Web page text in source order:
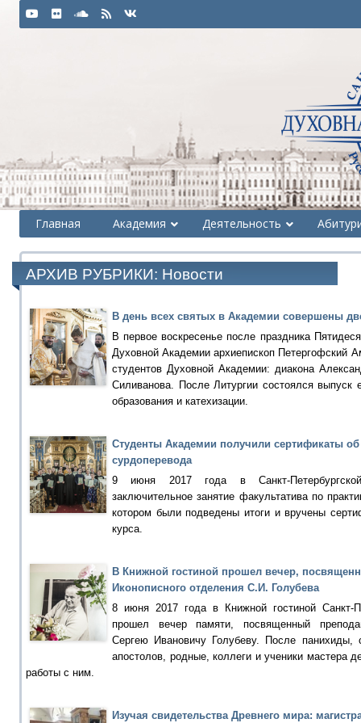
Главная Академия Деятельность
АРХИВ РУБРИКИ: Новости
В день всех святых в Академии совершены
В первое воскресенье после праздника
Духовной Академии архиепископ Петергофский
студентов Духовной Академии: диакона
Силиванова. После Литургии состоялся выпуск
образования и катехизации.
Студенты Академии получили сертификаты
сурдоперевода
9 июня 2017 года в Санкт-
заключительное занятие факультатива по
котором были подведены итоги и вручены
курса.
В Книжной гостиной прошел вечер,
Иконописного отделения С.И. Голубева
8 июня 2017 года в Книжной гостиной Санкт-
прошел вечер памяти, посвященный
Сергею Ивановичу Голубеву. После панихиды,
апостолов, родные, коллеги и ученики мастера
работы с ним.
Изучая свидетельства Древнего мира: